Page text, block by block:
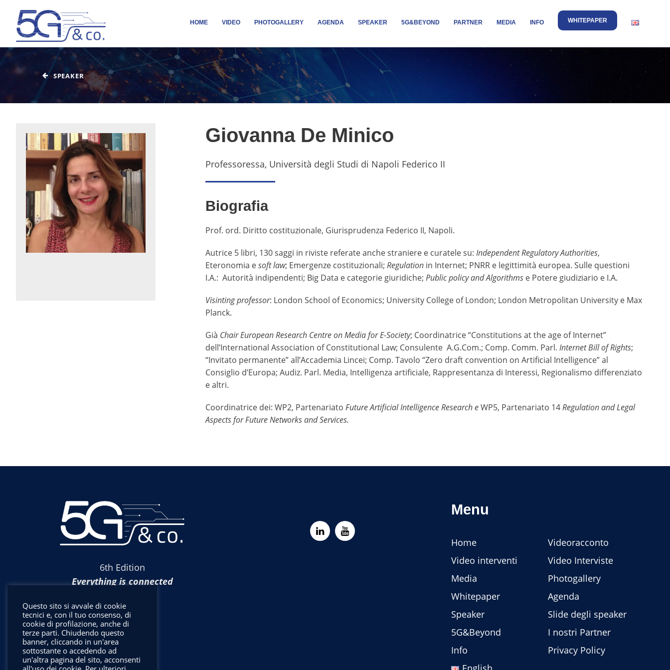
HOME VIDEO PHOTOGALLERY AGENDA SPEAKER 5G&BEYOND PARTNER MEDIA INFO WHITEPAPER
SPEAKER
Giovanna De Minico
Professoressa, Università degli Studi di Napoli Federico II
Biografia
Prof. ord. Diritto costituzionale, Giurisprudenza Federico II, Napoli.
Autrice 5 libri, 130 saggi in riviste referate anche straniere e curatele su: Independent Regulatory Authorities,
Eteronomia esoft law; Emergenze costituzionali; Regulation in Internet; PNRR e legittimità europea. Sulle questioni
I.A.: Autorità indipendenti; Big Data e categorie giuridiche; Public policy and Algorithms e Potere giudiziario e I.A.
Visinting professor: London School of Economics; University College of London; London Metropolitan University e Max
Planck.
Già ChairEuropean Research Centre on Media for E-Society; Coordinatrice “Constitutions at the age of Internet”
dell’International Association of Constitutional Law; Consulente A.G.Com.; Comp. Comm. Parl. Internet Bill of Rights;
“Invitato permanente” all’Accademia Lincei; Comp. Tavolo “Zero draft convention on Artificial Intelligence” al
Consiglio d’Europa; Audiz. Parl. Media, Intelligenza artificiale, Rappresentanza di Interessi, Regionalismo differenziato
e altri.
Coordinatrice dei: WP2, Partenariato Future Artificial Intelligence Research eWP5, Partenariato 14Regulation and Legal
Aspects for Future Networks and Services.
6th Edition
Everything is connected
Menu
Home
Videoracconto
Video interventi
Video Interviste
Media
Photogallery
Whitepaper
Agenda
Speaker
Slide degli speaker
5G&Beyond
I nostri Partner
Info
Privacy Policy
Questo sito si avvale di cookie
tecnici e, con il tuo consenso, di
cookie di profilazione, anche di
terze parti. Chiudendo questo
banner, cliccando in un'area
sottostante o accedendo ad
un'altra pagina del sito, acconsenti